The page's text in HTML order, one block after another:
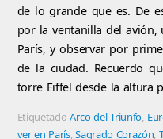
de lo grande que es. De
por la ventanilla del
París, y observar por
de la ciudad. Recuerdo
torre Eiffel desde la altura
EtiquetadoArco del Triunfo,
ver en París,Sagrado Corazón,